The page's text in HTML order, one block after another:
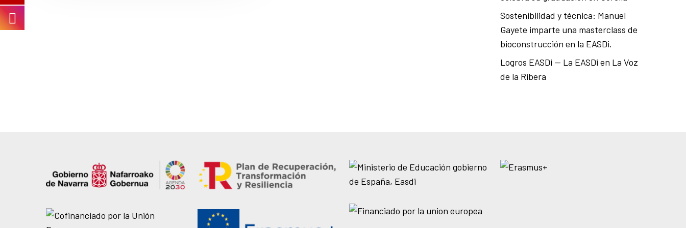
Sostenibilidad y técnica: Manuel
Gayete imparte una masterclass de
bioconstrucción en la EASDi.
Logros EASDi — La EASDi en La Voz
de la Ribera